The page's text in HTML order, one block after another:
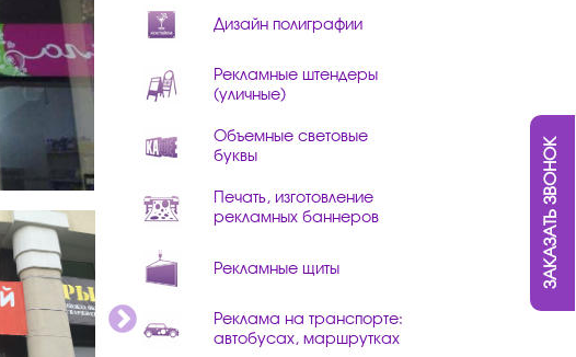
Дизайн полиграфии
Рекламные штендеры
(уличные)
Объемные световые
буквы
Печать, изготовление
рекламных баннеров
Рекламные щиты
Реклама на транспорте:
автобусах, маршрутках
ЗАКАЗАТЬ ЗВОНОК